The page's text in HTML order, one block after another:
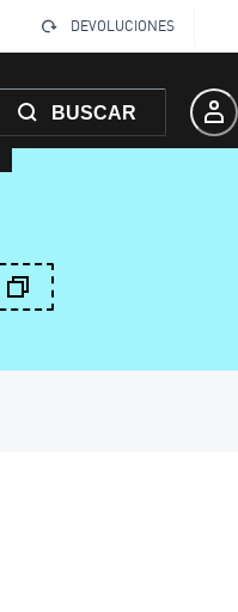
DEVOLUCIONES
BUSCAR